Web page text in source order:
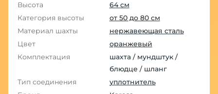
Высота
64 см
Категория высоты
от 50 до 80 см
Материал шахты
нержавеющая сталь
Цвет
оранжевый
Комплектация
шахта / мундштук /
блюдце / шланг
Тип соединения
уплотнитель